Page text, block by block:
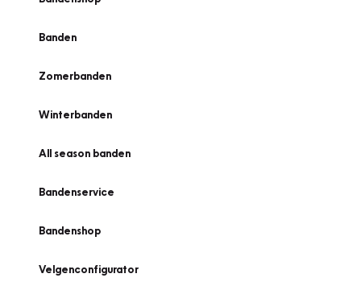
Banden
Zomerbanden
Winterbanden
All season banden
Bandenservice
Bandenshop
Velgenconfigurator